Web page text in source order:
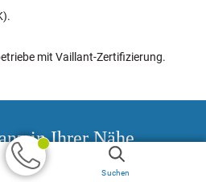
mit Vaillant-Zertifizierung.
in Ihrer Nähe
Suchen